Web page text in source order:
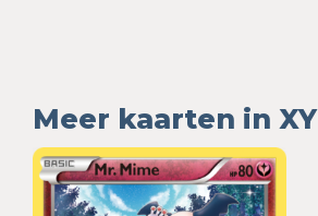
Meer kaarten in XY